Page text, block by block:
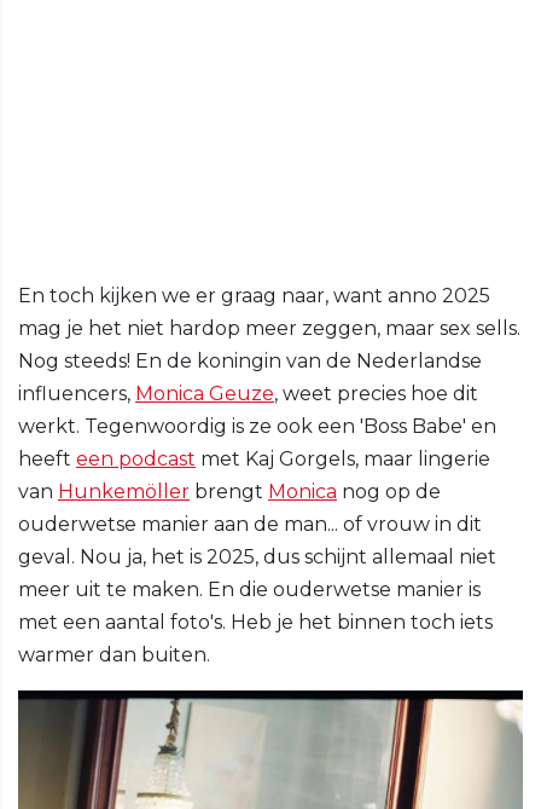
En toch kijken we er graag naar, want anno 2025
mag je het niet hardop meer zeggen, maar sex sells.
Nog steeds! En de koningin van de Nederlandse
influencers, Monica Geuze, weet precies hoe dit
werkt. Tegenwoordig is ze ook een 'Boss Babe' en
heeft een podcast met Kaj Gorgels, maar lingerie
van Hunkemöller brengt Monica nog op de
ouderwetse manier aan de man... of vrouw in dit
geval. Nou ja, het is 2025, dus schijnt allemaal niet
meer uit te maken. En die ouderwetse manier is
met een aantal foto's. Heb je het binnen toch iets
warmer dan buiten.